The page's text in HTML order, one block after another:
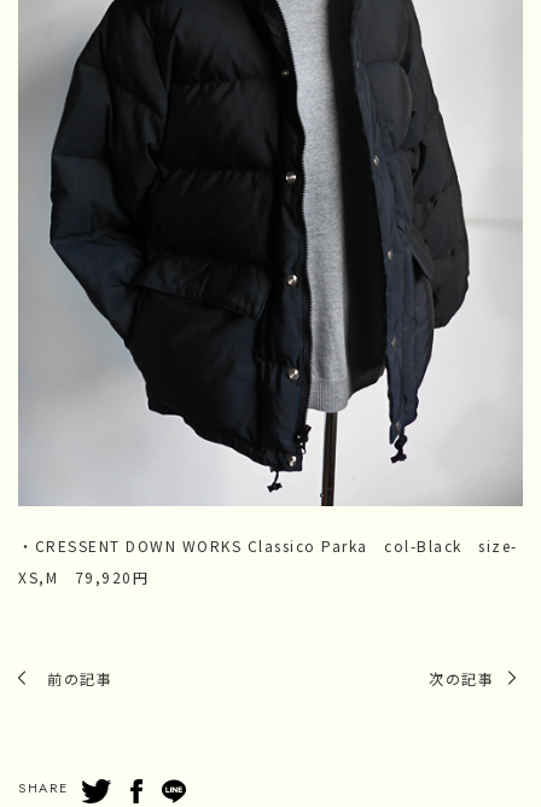
・CRESSENT DOWN WORKS Classico Parka col-Black size-
XS,M 79,920円
前の記事 次の記事
SHARE